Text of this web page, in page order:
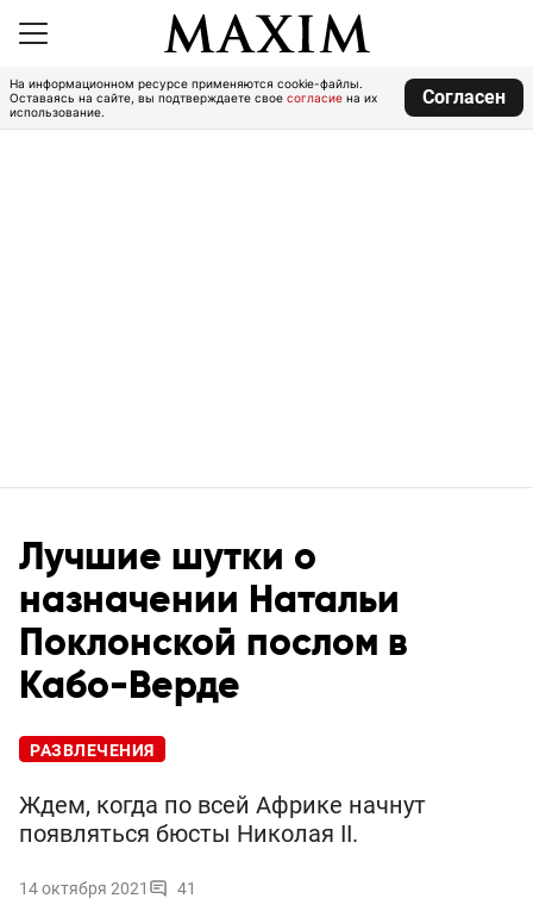
На информационном ресурсе применяются cookie-файлы.
Оставаясь на сайте, вы подтверждаете свое согласие на их
использование.
Согласен
Лучшие шутки о
назначении Натальи
Поклонской послом в
Кабо-Верде
РАЗВЛЕЧЕНИЯ
Ждем, когда по всей Африке начнут
появляться бюсты Николая II.
14 октября 2021 41